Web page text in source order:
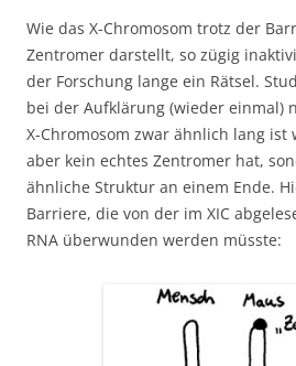
Wie das X-Chromosom trotz der
Zentromer darstellt, so zügig
der Forschung lange ein Rätsel.
bei der Aufklärung (wieder einmal)
X-Chromosom zwar ähnlich lang ist
aber kein echtes Zentromer hat,
ähnliche Struktur an einem Ende.
Barriere, die von der im XIC
RNA überwunden werden müsste: